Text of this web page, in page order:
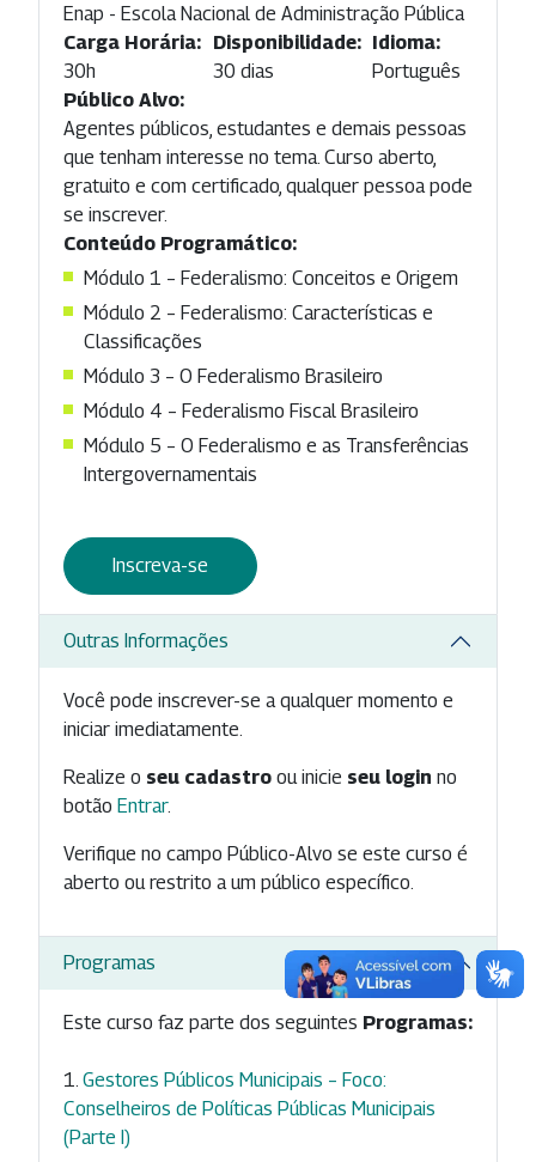
Enap - Escola Nacional de Administração Pública
Carga Horária:
30h
Disponibilidade:
30 dias
Idioma:
Português
Público Alvo:
Agentes públicos, estudantes e demais pessoas
que tenham interesse no tema. Curso aberto,
gratuito e com certificado, qualquer pessoa pode
se inscrever.
Conteúdo Programático:
Módulo 1 – Federalismo: Conceitos e Origem
Módulo 2 – Federalismo: Características e
Classificações
Módulo 3 – O Federalismo Brasileiro
Módulo 4 – Federalismo Fiscal Brasileiro
Módulo 5 – O Federalismo e as Transferências
Intergovernamentais
Inscreva-se
Outras Informações
Você pode inscrever-se a qualquer momento e
iniciar imediatamente.
Realize o seu cadastro ou inicie seu login no
botão Entrar.
Verifique no campo Público-Alvo se este curso é
aberto ou restrito a um público específico.
Programas
Este curso faz parte dos seguintes Programas:
Gestores Públicos Municipais – Foco:
Conselheiros de Políticas Públicas Municipais
(Parte I)